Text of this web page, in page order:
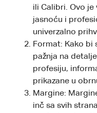
ili Calibri. Ovo
jasnoću i
univerzalno
Format: Kako bi
pažnja na
profesiju,
prikazane u
Margine:
inč sa svih